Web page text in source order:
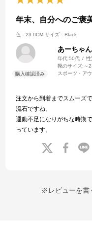
年末、自分へのご褒
色：23.0CM サイズ：Black
あーちゃん
年代:50代
靴のサイズ: ～
スポーツ・ア
注文から到着までスムーズ
流石ですね。
運動不足になりがちな時期
っています。
※レビューを書